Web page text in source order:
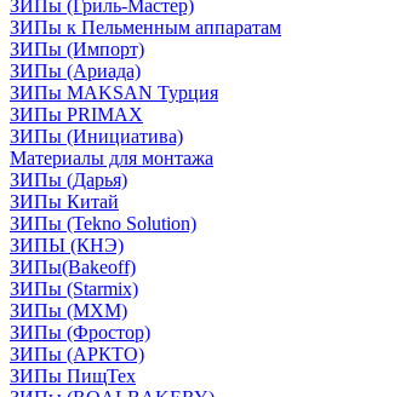
ЗИПы (Гриль-Мастер)
ЗИПы к Пельменным аппаратам
ЗИПы (Импорт)
ЗИПы (Ариада)
ЗИПы MAKSAN Турция
ЗИПы PRIMAX
ЗИПы (Инициатива)
Материалы для монтажа
ЗИПы (Дарья)
ЗИПы Китай
ЗИПы (Tekno Solution)
ЗИПЫ (КНЭ)
ЗИПы(Bakeoff)
ЗИПы (Starmix)
ЗИПы (МХМ)
ЗИПы (Фростор)
ЗИПы (АРКТО)
ЗИПы ПищТех